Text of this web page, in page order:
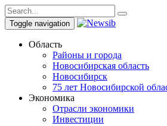
Toggle navigation
Область
Районы и города
Новосибирская область
Новосибирск
75 лет Новосибирской
Экономика
Отрасли экономики
Инвестиции